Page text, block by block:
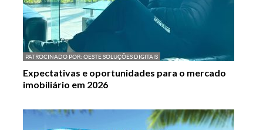
PATROCINADO POR: OESTE SOLUÇÕES DIGITAIS
Expectativas e oportunidades para o mercado
imobiliário em 2026